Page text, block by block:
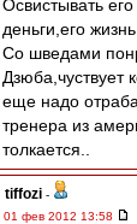
Освистывать
деньги,его жизнь.
Со шведами
Дзюба,чуствует
еще надо
тренера из
толкается..
tiffozi -
01 фев 2012 13:58